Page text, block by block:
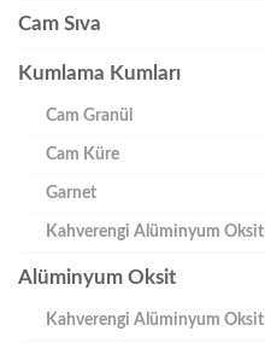
Cam Sıva
Kumlama Kumları
Cam Granül
Cam Küre
Garnet
Kahverengi Alüminyum Oksit
Alüminyum Oksit
Kahverengi Alüminyum Oksit